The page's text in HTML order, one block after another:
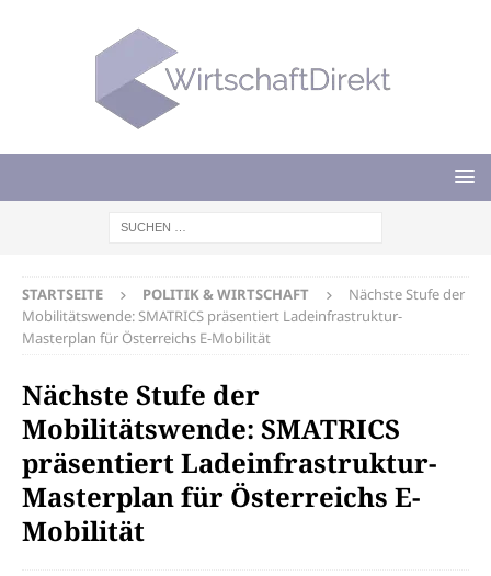
STARTSEITE POLITIK & WIRTSCHAFT
Nächste Stufe der
Mobilitätswende: SMATRICS präsentiert Ladeinfrastruktur-
Masterplan für Österreichs E-Mobilität
Nächste Stufe der
Mobilitätswende: SMATRICS
präsentiert Ladeinfrastruktur-
Masterplan für Österreichs E-
Mobilität